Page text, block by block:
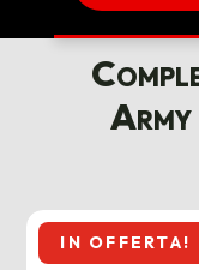
IN OFFERTA!